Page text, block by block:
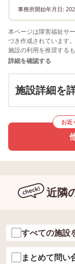
事務所開始年月日:
本ページは障害福祉サ
づき作成されています
施設の利用を推奨する
詳細を確認する
施設詳細を
お近
近隣
すべての施設
まとめて問い